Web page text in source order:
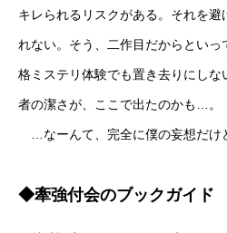
キレられるリスクがある。それを
れない。そう、二作目だからとい
格ミステリ体験でも置き去りにし
者の潔さが、ここで出たのかも…。
…なーんて、完全に僕の妄想だけ
◆牽強付会のブックガイド